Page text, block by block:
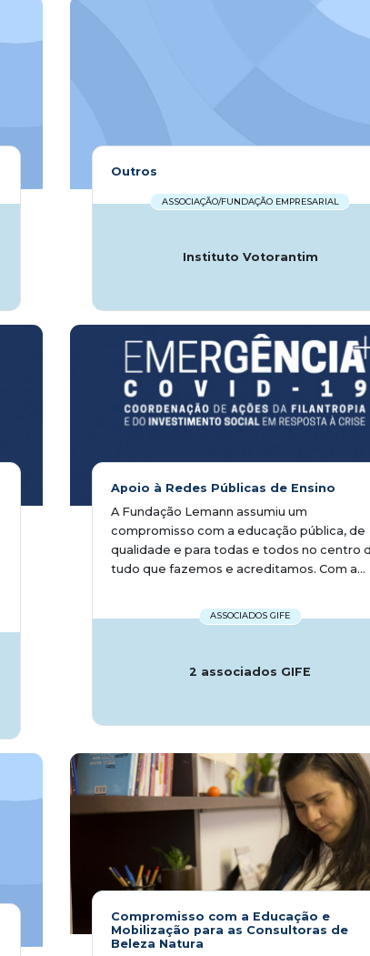
Outros
ASSOCIAÇÃO/FUNDAÇÃO EMPRESARIAL
Instituto Votorantim
Apoio à Redes Públicas de Ensino
A Fundação Lemann assumiu um
compromisso com a educação pública, de
qualidade e para todas e todos no centro
tudo que fazemos e acreditamos. Com a...
ASSOCIADOS GIFE
2 associados GIFE
Compromisso com a Educação e
Mobilização para as Consultoras de
Beleza Natura